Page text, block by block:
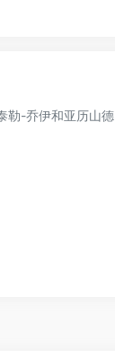
勒-乔伊和亚历山德